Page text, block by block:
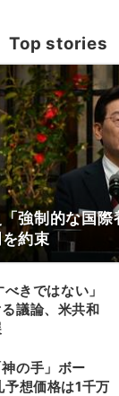
Top stories
強制的な国際
約束
きではない」
議論、米共和
の手」ボー
想価格は1千万